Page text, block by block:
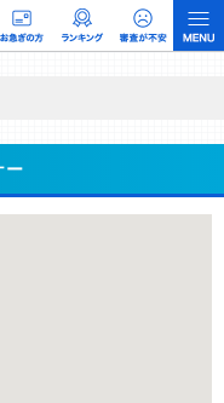
査／ユーザーへの口コミ収集な
ます。
ー